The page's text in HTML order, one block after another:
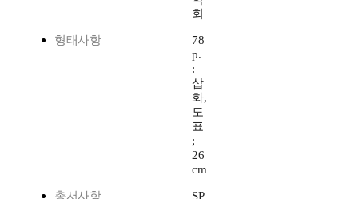
회
형태사항
78
p.
:
삽
화,
도
표
;
26
cm
총서사항
SP